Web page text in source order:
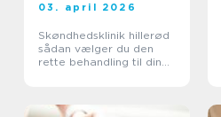
03. april 2026
Skøndhedsklinik hillerød
sådan vælger du den
rette behandling til din